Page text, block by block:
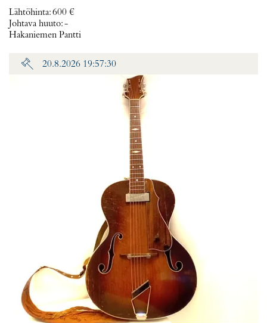
Lähtöhinta:600 €
Johtava huuto:-
Hakaniemen Pantti
20.8.2026 19:57:30